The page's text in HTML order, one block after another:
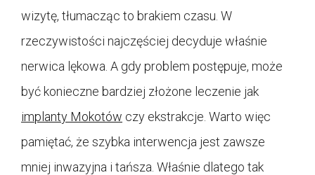
wizytę, tłumacząc to brakiem czasu. W
rzeczywistości najczęściej decyduje właśnie
nerwica lękowa. A gdy problem postępuje, może
być konieczne bardziej złożone leczenie jak
implanty Mokotów czy ekstrakcje. Warto więc
pamiętać, że szybka interwencja jest zawsze
mniej inwazyjna i tańsza. Właśnie dlatego tak